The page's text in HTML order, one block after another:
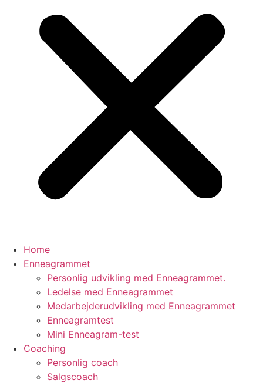
Home
Enneagrammet
Personlig udvikling med Enneagrammet.
Ledelse med Enneagrammet
Medarbejderudvikling med Enneagrammet
Enneagramtest
Mini Enneagram-test
Coaching
Personlig coach
Salgscoach